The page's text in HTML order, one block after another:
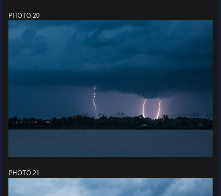
PHOTO 20
PHOTO 21